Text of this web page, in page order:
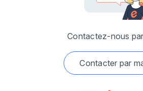
Contactez-nous
Contacter par